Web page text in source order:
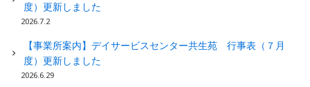
度）更新しました
2026.7.2
【事業所案内】デイサービスセンター共生苑 行事表（７月
度）更新しました
2026.6.29